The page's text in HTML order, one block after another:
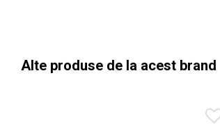
Alte produse de la acest brand